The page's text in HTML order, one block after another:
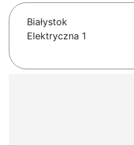
Białystok
Elektryczna 1